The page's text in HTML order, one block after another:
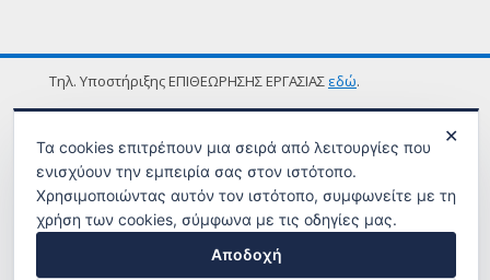
Τηλ. Υποστήριξης ΕΠΙΘΕΩΡΗΣΗΣ ΕΡΓΑΣΙΑΣ εδώ.
ΟΡΟΙ ΧΡΗΣΗΣ
✕
Τα cookies επιτρέπουν μια σειρά από λειτουργίες που
ενισχύουν την εμπειρία σας στον ιστότοπο.
Χρησιμοποιώντας αυτόν τον ιστότοπο, συμφωνείτε με τη
χρήση των cookies, σύμφωνα με τις οδηγίες μας.
Αποδοχή